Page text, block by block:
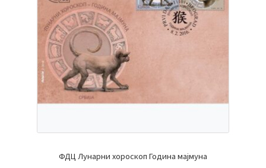
ФДЦ Лунарни хороскоп Година мајмуна